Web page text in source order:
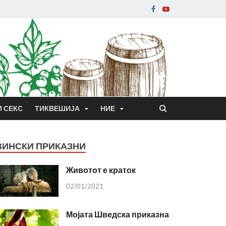
СЕКС ТИКВЕШИЈА НИЕ
ПРИКАЗНИ
Животот е краток
02/01/2021
Мојата Шведска приказна